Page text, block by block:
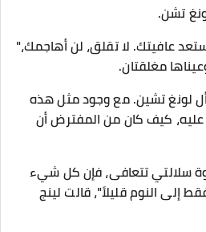
تشن.
عافيتك. لا تقلق، لن أهاجمك،"
مغلقتان.
لونغ تشين. مع وجود مثل هذه
عليه، كيف كان من المفترض أن
سلالتي تتعافى، فإن كل شيء
إلى النوم قليلاً"، قالت لينج